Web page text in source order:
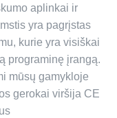
aplinkai ir
yra pagrįstas
kurie yra visiškai
programinę įrangą.
mūsų gamykloje
gerokai viršija CE